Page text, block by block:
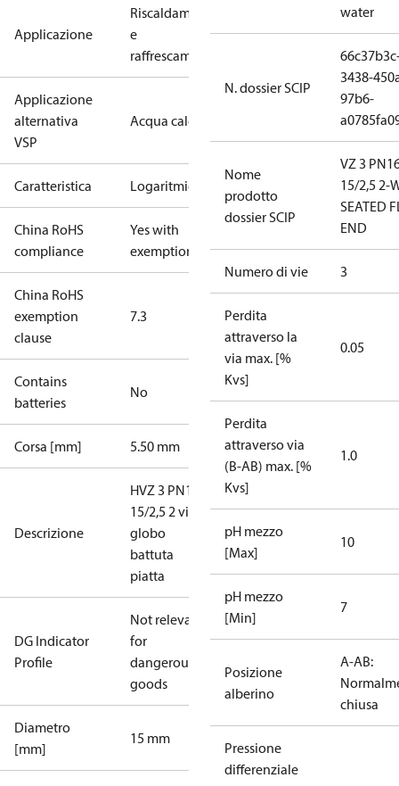
Applicazione
Riscaldamento
e
raffrescamento
Applicazione
alternativa
VSP
Acqua calda
Caratteristica Logaritmica
China RoHS
compliance
Yes with
exemptions
China RoHS
exemption
clause
7.3
Contains
batteries
No
Corsa [mm] 5.50 mm
Descrizione
HVZ 3 PN16
15/2,5 2 vie a
globo
battuta
piatta
DG Indicator
Profile
Not relevant
for
dangerous
goods
Diametro
[mm]
15 mm
water
N. dossier SCIP
3438-
97b6-
Nome
prodotto
dossier SCIP
VZ 3
15/2,5 2-
SEATED
END
Numero di vie 3
Perdita
attraverso la
via max. [%
Kvs]
0.05
Perdita
attraverso via
(B-AB) max. [%
Kvs]
1.0
pH mezzo
[Max]
10
pH mezzo
[Min]
7
Posizione
alberino
A-AB:
chiusa
Pressione
differenziale